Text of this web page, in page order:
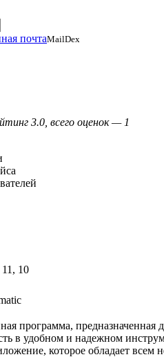
почтаMailDex
3.0, всего оценок — 1
10
программа, предназначенная
в удобном и надежном
которое обладает